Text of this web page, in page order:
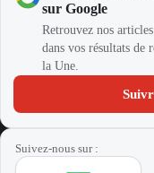
sur Google
Retrouvez nos
dans vos résultats de
la Une.
Suivez-nous sur :